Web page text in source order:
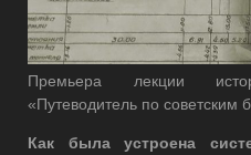
Премьера лекции
«Путеводитель по советским
Как была устроена